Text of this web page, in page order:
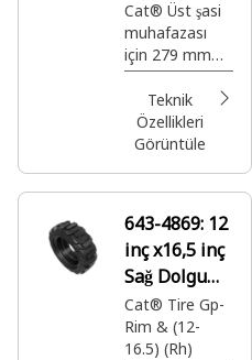
Koruması
Cat® Üst şasi
muhafazası
için 279 mm
Genişliğinde
Ses Yalıtım
Çamurluğu
Teknik
Özellikleri
Görüntüle
643-4869: 12
inç x16,5 inç
Sağ Dolgu
Lastik ve
Jant
Cat® Tire Gp-
Rim & (12-
16.5) (Rh)